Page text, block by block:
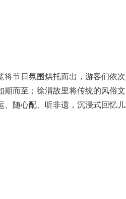
将节日氛围烘托而出，游客们依次
而至；徐渭故里将传统的风俗文
、随心配、听非遗，沉浸式回忆儿